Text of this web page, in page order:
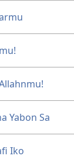
Yabon Sa
Iko